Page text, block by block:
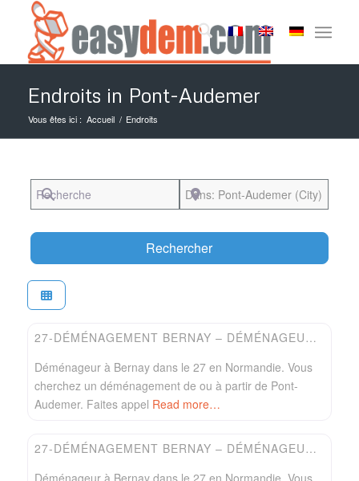
Endroits in Pont-Audemer
Vous êtes ici : Accueil / Endroits
Recherche Près de
RechercherSearch
Easydem
27-DÉMÉNAGEMENT BERNAY – DÉMÉNAGEUR DENOMMEY
Déménageur à Bernay dans le 27 en Normandie. Vous
cherchez un déménagement de ou à partir de Pont-
Audemer. Faites appel Read more…
27-DÉMÉNAGEMENT BERNAY – DÉMÉNAGEUR GUIBERT
Déménageur à Bernay dans le 27 en Normandie. Vous